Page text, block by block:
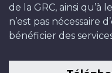
de la GRC, ainsi qu’à
n’est pas nécessaire
bénéficier des